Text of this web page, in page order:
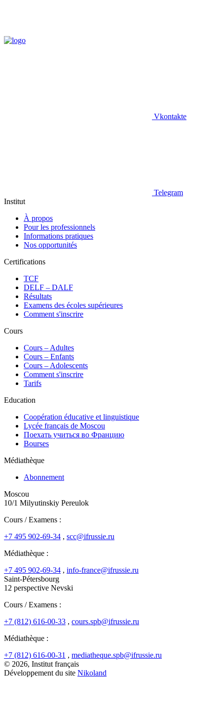
Vkontakte
Telegram
Institut
À propos
Pour les professionnels
Informations pratiques
Nos opportunités
Certifications
TCF
DELF – DALF
Résultats
Examens des écoles supérieures
Comment s'inscrire
Cours
Сours – Adultes
Cours – Enfants
Cours – Adolescents
Comment s'inscrire
Tarifs
Education
Coopération éducative et linguistique
Lycée français de Moscou
Поехать учиться во Францию
Bourses
Médiathèque
Abonnement
Moscou
10/1 Milyutinskiy Pereulok
Cours / Examens :
+7 495 902-69-34 , scc@ifrussie.ru
Médiathèque :
+7 495 902-69-34 , info-france@ifrussie.ru
Saint-Pétersbourg
12 perspective Nevski
Cours / Examens :
+7 (812) 616-00-33 , cours.spb@ifrussie.ru
Médiathèque :
+7 (812) 616-00-31 , mediatheque.spb@ifrussie.ru
© 2026, Institut français
Développement du site Nikoland